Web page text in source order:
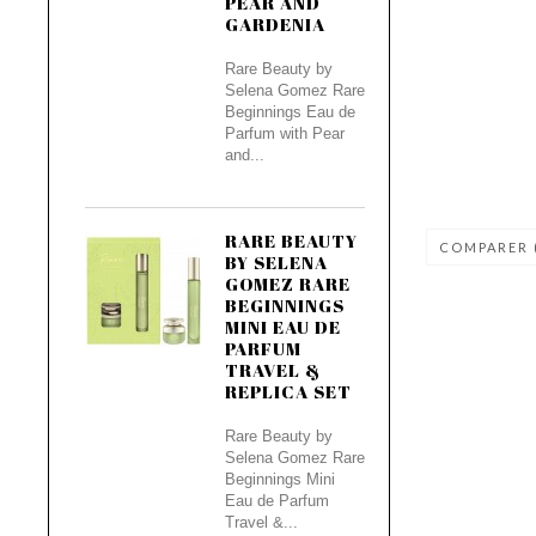
GARDENIA
Rare Beauty by
Selena Gomez Rare
Beginnings Eau de
Parfum with Pear
and...
RARE BEAUTY
BY SELENA
GOMEZ RARE
BEGINNINGS
MINI EAU DE
PARFUM
TRAVEL &
REPLICA SET
Rare Beauty by
Selena Gomez Rare
Beginnings Mini
Eau de Parfum
Travel &...
COMPARER (